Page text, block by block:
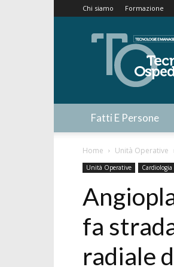
Chi siamo Formazione
Tecnica
Ospedaliera
Fatti E Persone
Home Unità Operative
Unità Operative Cardiologia
fa
radiale